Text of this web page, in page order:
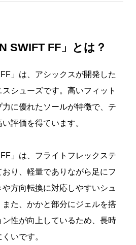
SWIFT FF」とは？
」は、アシックスが開発した
シューズです。高いフィット
に優れたソールが特徴で、テ
評価を得ています。
」は、フライトフレックステ
り、軽量でありながら足にフ
方向転換に対応しやすいシュ
た、かかと部分にジェルを搭
性が向上しているため、長時
いです。